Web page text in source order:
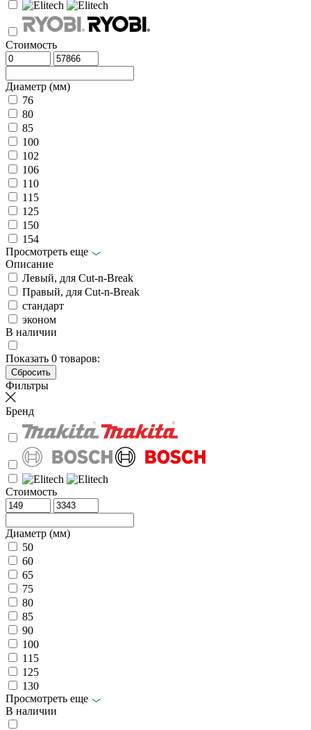
Стоимость
Диаметр (мм)
76
80
85
100
102
106
110
115
125
150
154
Просмотреть еще
Описание
Левый, для Cut-n-Break
Правый, для Cut-n-Break
стандарт
эконом
В наличии
Показать 0 товаров:
Фильтры
Бренд
Стоимость
Диаметр (мм)
50
60
65
75
80
85
90
100
115
125
130
Просмотреть еще
В наличии